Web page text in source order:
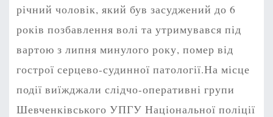
річний чоловік, який був засуджений до 6
років позбавлення волі та утримувався під
вартою з липня минулого року, помер від
гострої серцево-судинної патології.На місце
події виїжджали слідчо-оперативні групи
Шевченківського УПГУ Національної поліції